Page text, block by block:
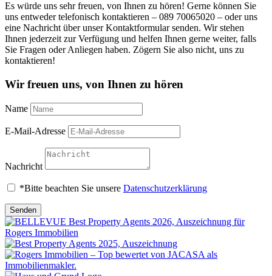
Es würde uns sehr freuen, von Ihnen zu hören! Gerne können Sie
uns entweder telefonisch kontaktieren – 089 70065020 – oder uns
eine Nachricht über unser Kontaktformular senden. Wir stehen
Ihnen jederzeit zur Verfügung und helfen Ihnen gerne weiter, falls
Sie Fragen oder Anliegen haben. Zögern Sie also nicht, uns zu
kontaktieren!
Wir freuen uns, von Ihnen zu hören
Name
E-Mail-Adresse
Nachricht
*Bitte beachten Sie unsere Datenschutzerklärung
Senden